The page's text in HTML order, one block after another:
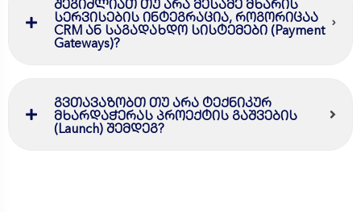
სერვისების ინტეგრაცია, როგორიცაა
CRM ან საგადახდო სისტემები (Payment
Gateways)?
გვთავაზობთ თუ არა ტექნიკურ
მხარდაჭერას პროექტის გაშვების
(Launch) შემდეგ?